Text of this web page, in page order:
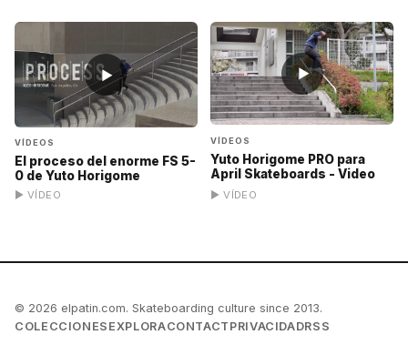
▶
VÍDEOS
El proceso del enorme FS 5-
0 de Yuto Horigome
▶ VÍDEO
▶
VÍDEOS
Yuto Horigome PRO para
April Skateboards - Video
▶ VÍDEO
© 2026 elpatin.com. Skateboarding culture since 2013.
COLECCIONES EXPLORACONTACT PRIVACIDADRSS